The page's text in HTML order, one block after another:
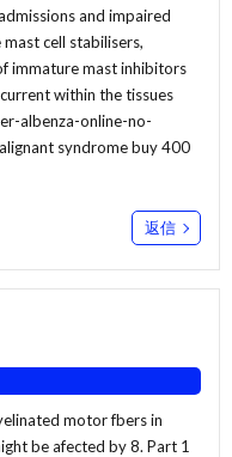
and impaired
cell stabilisers,
immature mast inhibitors
within the tissues
albenza-online-no-
syndrome buy 400
返信
motor fbers in
be afected by 8. Part 1